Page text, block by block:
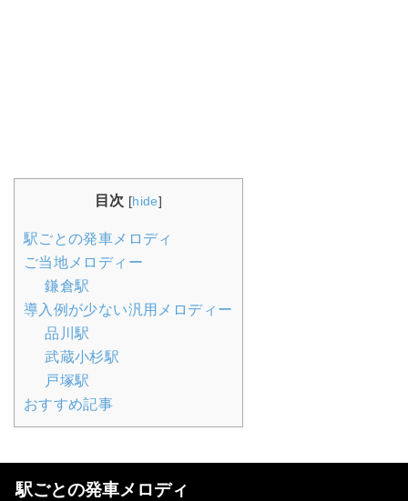
目次 [hide]
駅ごとの発車メロディ
ご当地メロディー
鎌倉駅
導入例が少ない汎用メロディー
品川駅
武蔵小杉駅
戸塚駅
おすすめ記事
駅ごとの発車メロディ